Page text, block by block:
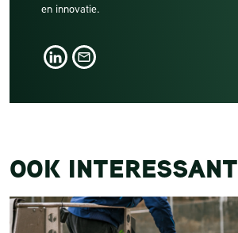
en innovatie.
LinkedInLinkedIn
OOK INTERESSANT